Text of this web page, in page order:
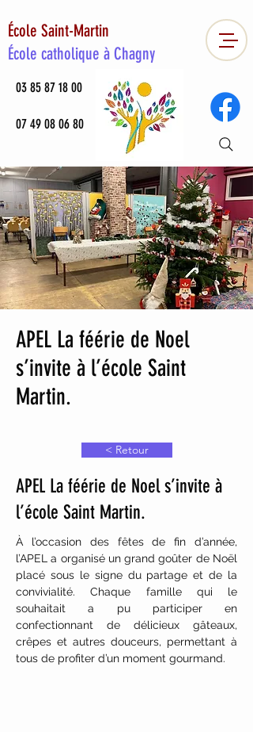
École Saint-Martin
École catholique à Chagny
03 85 87 18 00
07 49 08 06 80
APEL La féérie de Noel
s’invite à l’école Saint
Martin.
< Retour
APEL La féérie de Noel s’invite à
l’école Saint Martin.
À l’occasion des fêtes de fin d’année,
l’APEL a organisé un grand goûter de Noël
placé sous le signe du partage et de la
convivialité. Chaque famille qui le
souhaitait a pu participer en
confectionnant de délicieux gâteaux,
crêpes et autres douceurs, permettant à
tous de profiter d’un moment gourmand.